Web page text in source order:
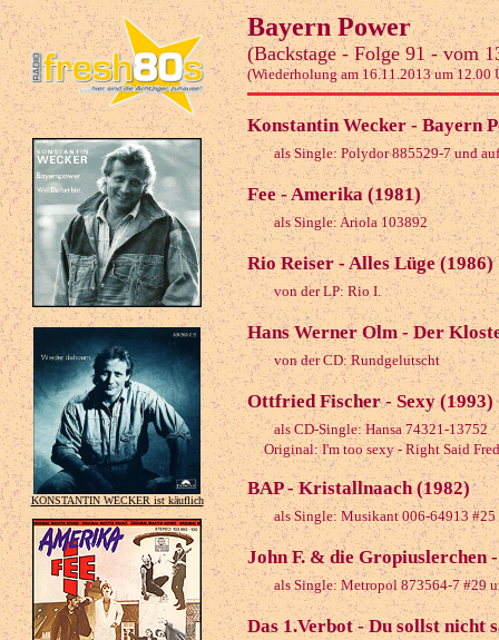
KONSTANTIN WECKER ist käuflich
Bayern Power
(Backstage - Folge 91 - vom
(Wiederholung am 16.11.2013 um 12.00
Konstantin Wecker - Bayern
als Single: Polydor 885529-7 und
Fee - Amerika (1981)
als Single: Ariola 103892
Rio Reiser - Alles Lüge (1986)
von der LP: Rio I.
Hans Werner Olm - Der
von der CD: Rundgelutscht
Ottfried Fischer - Sexy (1993)
als CD-Single: Hansa 74321-13752
Original: I'm too sexy - Right Said
BAP - Kristallnaach (1982)
als Single: Musikant 006-64913 #25
John F. & die
als Single: Metropol 873564-7 #29
Das 1.Verbot - Du sollst nicht